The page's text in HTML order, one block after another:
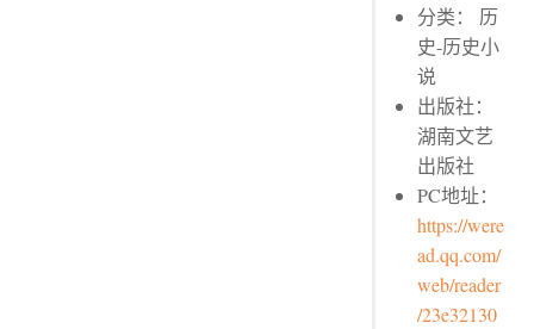
分类： 历
史-历史小
说
出版社：
湖南文艺
出版社
PC地址：
https://were
ad.qq.com/
web/reader
/23e32130